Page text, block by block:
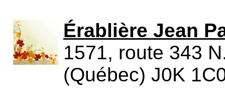
Érablière Jean
1571, route 343
(Québec) J0K